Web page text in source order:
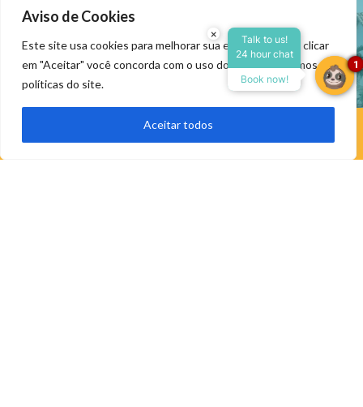
Aviso de Cookies
Este site usa cookies para melhorar sua experiência. Ao clicar
em "Aceitar" você concorda com o uso dos cookies, termos e
políticas do site.
Aceitar todos
Realize sua reserva clicando abaixo e selecione a
Realize sua reserva
Possuí alguma dúvida ou precisa de mais
informações?
Reserve agora, com o
melhor preço garantido
Reservar Agora
×
Talk to us!
24 hour chat
Book now!
1